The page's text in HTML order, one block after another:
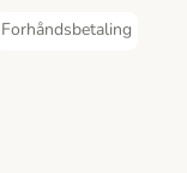
Method
Payment Method
Forhåndsbetaling
Forhåndsbetaling